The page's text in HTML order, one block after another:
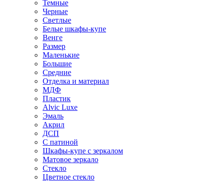
Темные
Черные
Светлые
Белые шкафы-купе
Венге
Размер
Маленькие
Большие
Средние
Отделка и материал
МДФ
Пластик
Alvic Luxe
Эмаль
Акрил
ДСП
С патиной
Шкафы-купе с зеркалом
Матовое зеркало
Стекло
Цветное стекло